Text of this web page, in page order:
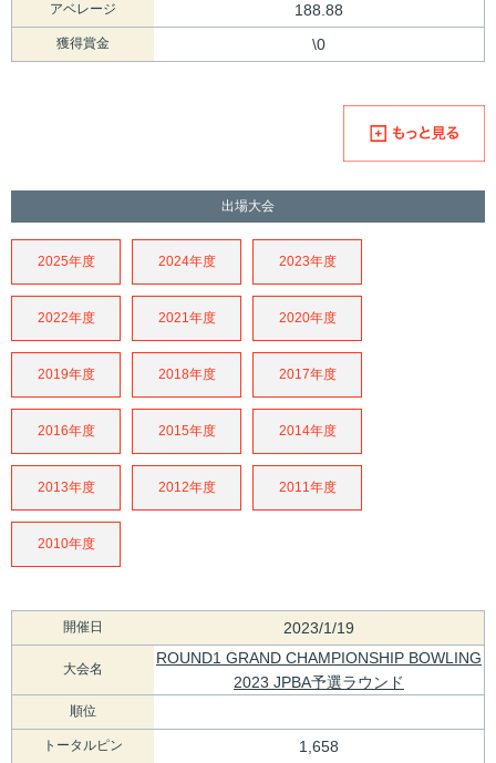
アベレージ 188.88
獲得賞金 \0
出場大会
2025年度 2024年度 2023年度
2022年度 2021年度 2020年度
2019年度 2018年度 2017年度
2016年度 2015年度 2014年度
2013年度 2012年度 2011年度
2010年度
開催日 2023/1/19
大会名
ROUND1 GRAND CHAMPIONSHIP BOWLING
2023 JPBA予選ラウンド
順位
トータルピン 1,658